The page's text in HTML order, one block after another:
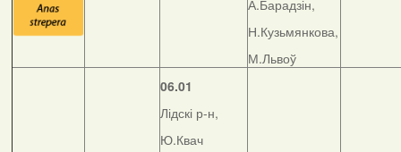
А.Барадзін,
Н.Кузьмянкова,
М.Львоў
06.01
Лідскі р-н,
Ю.Квач